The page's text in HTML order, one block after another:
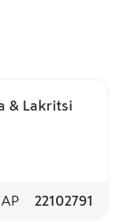
& Lakritsi
22102791